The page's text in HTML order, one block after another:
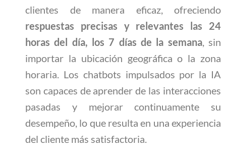
clientes de manera eficaz, ofreciendo
respuestas precisas y relevantes las 24
horas del día, los 7 días de la semana, sin
importar la ubicación geográfica o la zona
horaria. Los chatbots impulsados por la IA
son capaces de aprender de las interacciones
pasadas y mejorar continuamente su
desempeño, lo que resulta en una experiencia
del cliente más satisfactoria.